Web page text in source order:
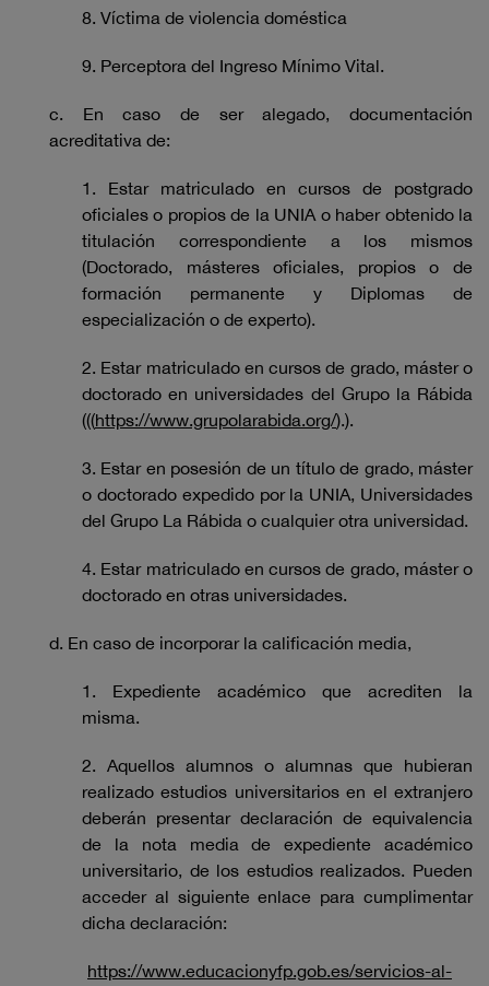
8. Víctima de violencia doméstica
9. Perceptora del Ingreso Mínimo Vital.
c. En caso de ser alegado, documentación
acreditativa de:
1. Estar matriculado en cursos de postgrado
oficiales o propios de la UNIA o haber obtenido la
titulación correspondiente a los mismos
(Doctorado, másteres oficiales, propios o de
formación permanente y Diplomas de
especialización o de experto).
2. Estar matriculado en cursos de grado, máster o
doctorado en universidades del Grupo la Rábida
(((https://www.grupolarabida.org/).).
3. Estar en posesión de un título de grado, máster
o doctorado expedido por la UNIA, Universidades
del Grupo La Rábida o cualquier otra universidad.
4. Estar matriculado en cursos de grado, máster o
doctorado en otras universidades.
d. En caso de incorporar la calificación media,
1. Expediente académico que acrediten la
misma.
2. Aquellos alumnos o alumnas que hubieran
realizado estudios universitarios en el extranjero
deberán presentar declaración de equivalencia
de la nota media de expediente académico
universitario, de los estudios realizados. Pueden
acceder al siguiente enlace para cumplimentar
dicha declaración:
https://www.educacionyfp.gob.es/servicios-al-